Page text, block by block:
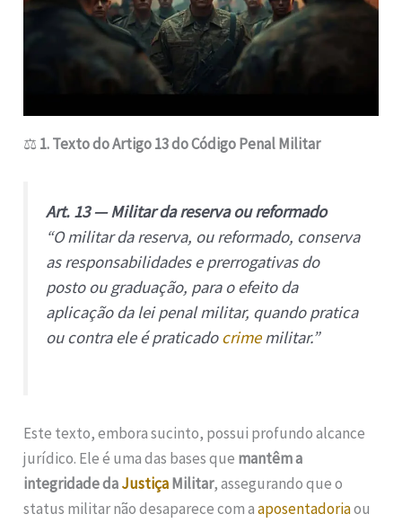
⚖️ 1. Texto do Artigo 13 do Código Penal Militar
Art. 13 — Militar da reserva ou reformado
“O militar da reserva, ou reformado, conserva
as responsabilidades e prerrogativas do
posto ou graduação, para o efeito da
aplicação da lei penal militar, quando pratica
ou contra ele é praticadocrimemilitar.”
Este texto, embora sucinto, possui profundo alcance
jurídico. Ele é uma das bases que mantêm a
integridade daJustiçaMilitar, assegurando que o
status militar não desaparece com aaposentadoriaou